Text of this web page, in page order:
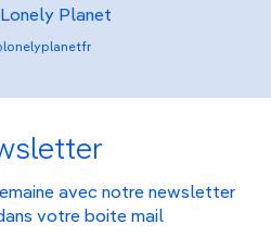
Planet
avec notre newsletter
votre boite mail